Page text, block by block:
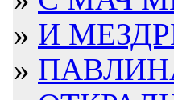
» И
»